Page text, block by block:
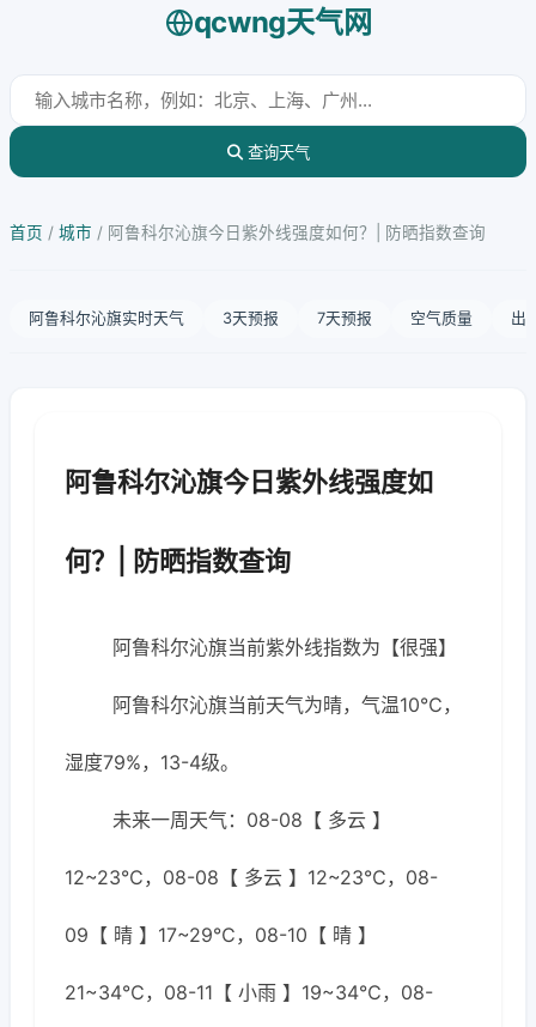
qcwng天气网
查询天气
首页 / 城市 / 阿鲁科尔沁旗今日紫外线强度如何？| 防晒指数查询
阿鲁科尔沁旗实时天气 3天预报 7天预报 空气质量 出
阿鲁科尔沁旗今日紫外线强度如
何？| 防晒指数查询
阿鲁科尔沁旗当前紫外线指数为【很强】
阿鲁科尔沁旗当前天气为晴，气温10℃，
湿度79%，13-4级。
未来一周天气：08-08【 多云 】
12~23℃，08-08【 多云 】12~23℃，08-
09【 晴 】17~29℃，08-10【 晴 】
21~34℃，08-11【 小雨 】19~34℃，08-